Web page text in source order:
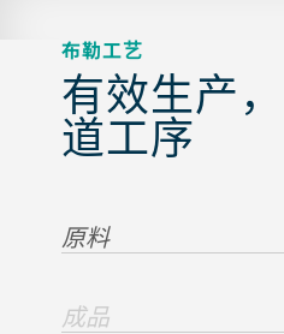
布勒工艺
有效生产
道工序
原料
成品